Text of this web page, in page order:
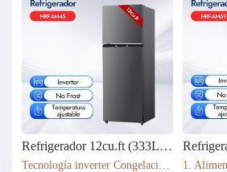
Refrigerador 12cu.ft (333L) Inverter HRF-AM45